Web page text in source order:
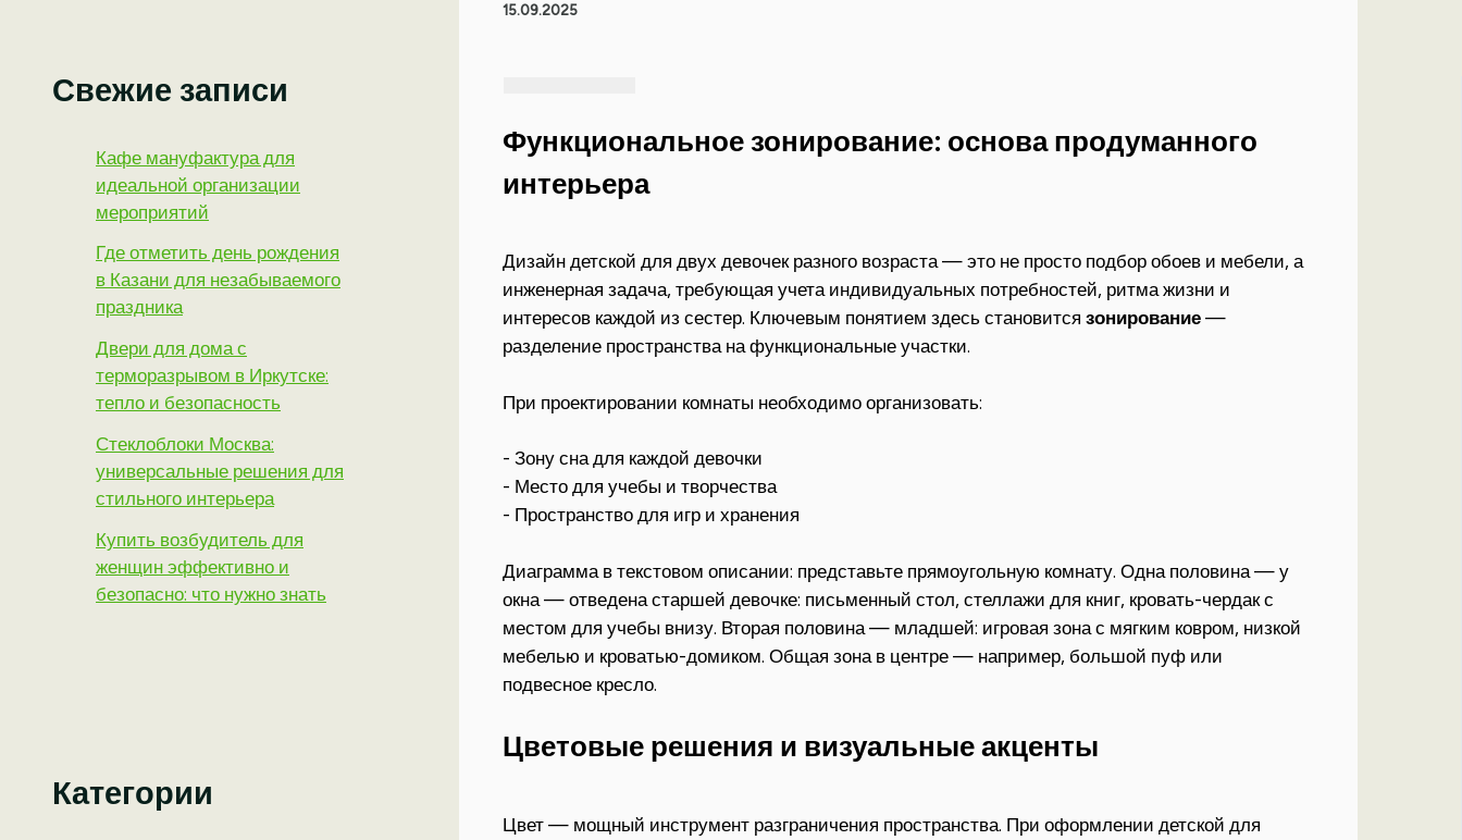
Свежие записи
Кафе мануфактура для
идеальной организации
мероприятий
Где отметить день рождения
в Казани для незабываемого
праздника
Двери для дома с
терморазрывом в Иркутске:
тепло и безопасность
Стеклоблоки Москва:
универсальные решения для
стильного интерьера
Купить возбудитель для
женщин эффективно и
безопасно: что нужно знать
Категории
15.09.2025
Функциональное зонирование: основа продуманного
интерьера
Дизайн детской для двух девочек разного возраста — это не просто подбор обоев и мебели, а
инженерная задача, требующая учета индивидуальных потребностей, ритма жизни и
интересов каждой из сестер. Ключевым понятием здесь становится зонирование —
разделение пространства на функциональные участки.
При проектировании комнаты необходимо организовать:
- Зону сна для каждой девочки
- Место для учебы и творчества
- Пространство для игр и хранения
Диаграмма в текстовом описании: представьте прямоугольную комнату. Одна половина — у
окна — отведена старшей девочке: письменный стол, стеллажи для книг, кровать-чердак с
местом для учебы внизу. Вторая половина — младшей: игровая зона с мягким ковром, низкой
мебелью и кроватью-домиком. Общая зона в центре — например, большой пуф или
подвесное кресло.
Цветовые решения и визуальные акценты
Цвет — мощный инструмент разграничения пространства. При оформлении детской для